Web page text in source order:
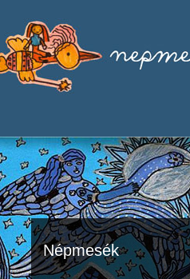
Népmesék